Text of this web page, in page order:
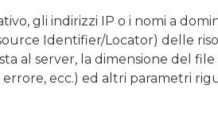
gli indirizzi IP o i nomi a
Identifier/Locator) delle
al server, la dimensione del
ecc.) ed altri parametri